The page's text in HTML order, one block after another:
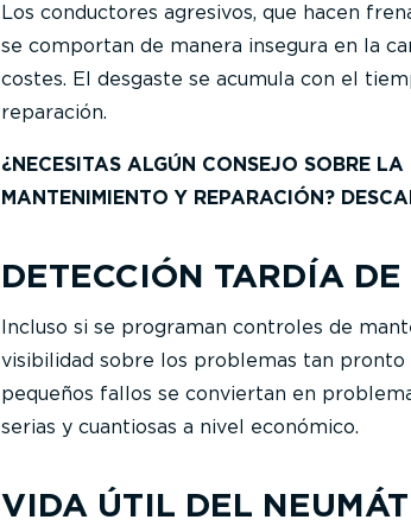
Los conductores agresivos, que hacen
se comportan de manera insegura en la
costes. El desgaste se acumula con el
reparación.
¿NECESITAS ALGÚN CONSEJO SOBRE
MANTENIMIENTO Y REPARACIÓN?
DETECCIÓN TARDÍA
Incluso si se programan controles de
visibilidad sobre los problemas tan pronto
pequeños fallos se conviertan en
serias y cuantiosas a nivel económico.
VIDA ÚTIL DEL